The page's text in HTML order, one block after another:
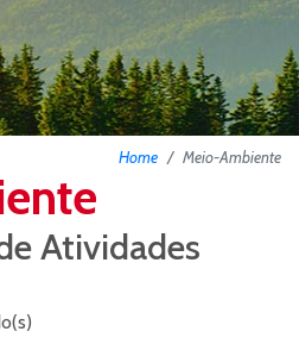
Home Meio-Ambiente
Atividades